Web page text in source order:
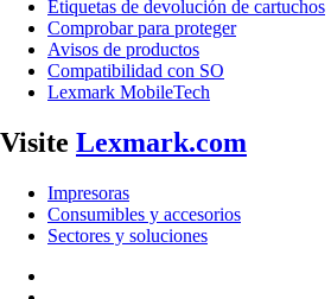
Etiquetas de devolución de cartuchos
Comprobar para proteger
Avisos de productos
Compatibilidad con SO
Lexmark MobileTech
Visite Lexmark.com
Impresoras
Consumibles y accesorios
Sectores y soluciones